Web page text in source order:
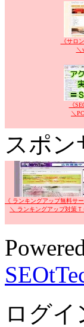
《サロ
＼
《
＼
スポ
《 ランキングアップ無料サ
＼ ランキングアップ対策Ｔ
ログイ